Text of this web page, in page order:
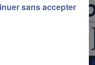
sans accepter